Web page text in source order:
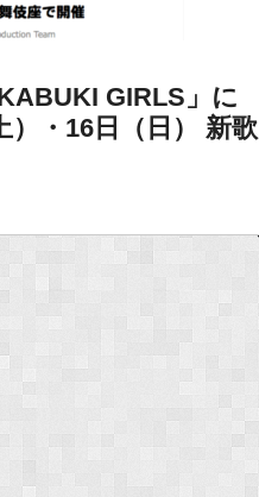
GIRLS」に
）・16日（日） 新歌